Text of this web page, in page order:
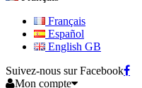
Français
Español
English GB
Suivez-nous sur Facebook
Mon compte